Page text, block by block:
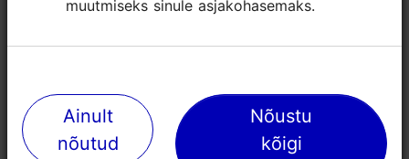
Rome
muutmiseks sinule asjakohasemaks.
Ainult
nõutud
Nõustu
kõigi
muutmiseks sinule asjakohasemaks.
Ainult
nõutud
Nõustu
kõigi